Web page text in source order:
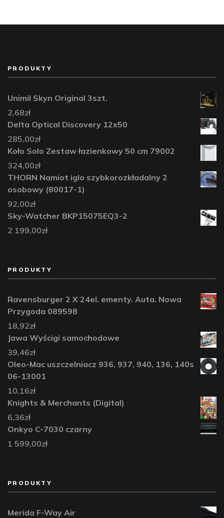
PRODUKTY
Unimil Skyn Original 3szt.
2,68zł
Delta Optical Discovery 12x50
285,00zł
Koło Solo Zestaw łazienkowy 50 cm 79002
324,00zł
THORN Namiot iglo szybkorozkładalny 2
osobowy (80017-1)
92,00zł
Sky-Watcher BKP15075EQ3-2
2 199,00zł
PRODUKTY
Ravensburger 2 X 24el. ementy. Auta. Nowa
Przygoda 089598
18,92zł
Jawa Wyścigi samochodowe
39,46zł
Oleo-Mac uszczelniacz 936, 937, 940, 136, 140s
06-13001
10,16zł
Knights & Merchants (Digital)
6,36zł
Onkyo C-7030 czarny
1 599,00zł
PRODUKTY
Merida F-Way Air